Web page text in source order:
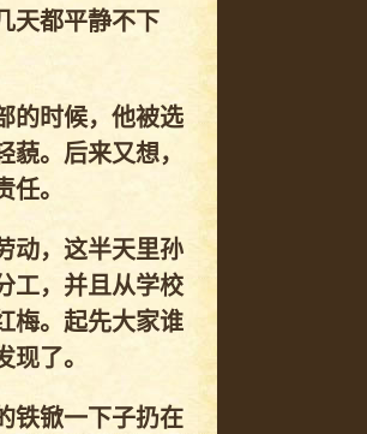
天都平静不下
的时候，他被选
。后来又想，
。
动，这半天里孙
工，并且从学校
梅。起先大家谁
了。
铁锨一下子扔在